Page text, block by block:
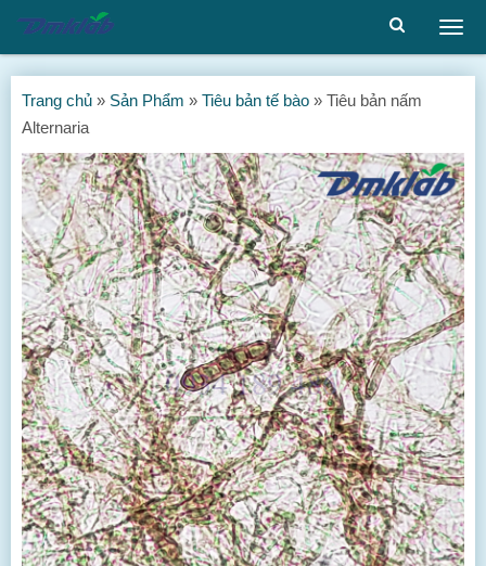
Trang chủ » Sản Phẩm » Tiêu bản tế bào » Tiêu bản nấm
Alternaria